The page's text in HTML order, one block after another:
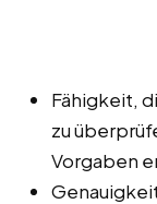
Fähigkeit,
zu
Vorgaben